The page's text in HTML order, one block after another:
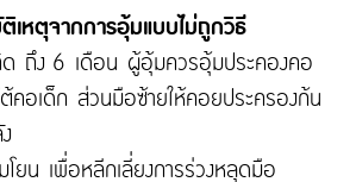
เหตุจากการอุ้มแบบไม่ถูกวิธี
ด ถึง 6 เดือน ผู้อุ้มควรอุ้มประคองคอ
คอเด็ก ส่วนมือซ้ายให้คอยประครองก้น
โยน เพื่อหลีกเลี่ยงการร่วงหลุดมือ